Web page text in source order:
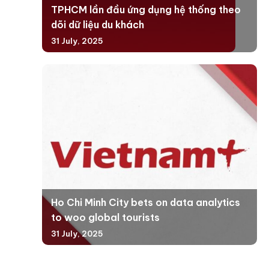
TPHCM lần đầu ứng dụng hệ thống theo
dõi dữ liệu du khách
31 July, 2025
Ho Chi Minh City bets on data analytics
to woo global tourists
31 July, 2025